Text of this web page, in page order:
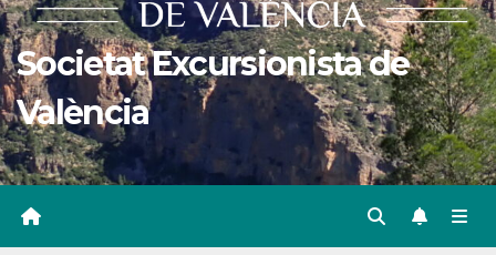
Societat Excursionista de
València